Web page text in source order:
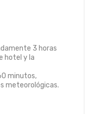
3 horas
hotel y la
minutos,
meteorológicas.